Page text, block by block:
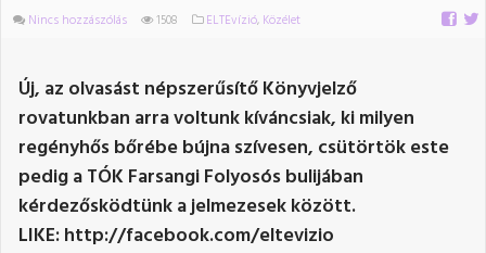
Nincs hozzászólás 1508 ELTEvízió, Közélet
Új, az olvasást népszerűsítő Könyvjelző
rovatunkban arra voltunk kíváncsiak, ki milyen
regényhős bőrébe bújna szívesen, csütörtök este
pedig a TÓK Farsangi Folyosós bulijában
kérdezősködtünk a jelmezesek között.
LIKE: http://facebook.com/eltevizio